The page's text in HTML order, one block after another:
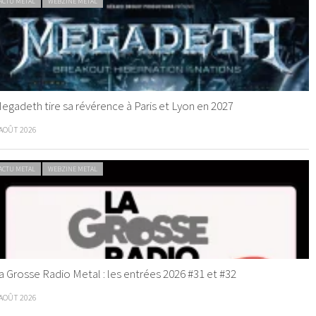
tire sa révérence à Paris et Lyon en 2027
2026
METAL WEBZINE METAL
Grosse Radio Metal : les entrées 2026 #31 et #32
2026